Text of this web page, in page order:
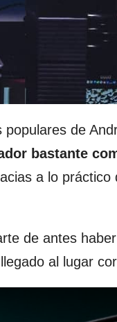
de
bastante
a lo práctico
de antes
al lugar